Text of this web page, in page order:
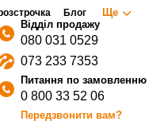
Блог Ще
080 031 0529
073 233 7353
0 800 33 52 06
Передзвонити вам?